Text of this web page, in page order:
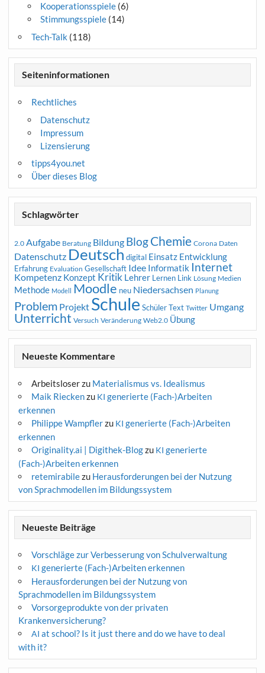
Kooperationsspiele(6)
Stimmungsspiele(14)
Tech-Talk (118)
Seiteninformationen
Rechtliches
Datenschutz
Impressum
Lizensierung
tipps4you.net
Über dieses Blog
Schlagwörter
2.0 Aufgabe Beratung Bildung BlogChemie Corona Daten
Datenschutz Deutsch digital Einsatz Entwicklung
Erfahrung Evaluation Gesellschaft Idee Informatik Internet
Kompetenz Konzept Kritik Lehrer Lernen Link Lösung Medien
Methode Modell Moodle neu Niedersachsen Planung
Problem Projekt Schule Schüler Text Twitter Umgang
Unterricht Versuch Veränderung Web2.0 Übung
Neueste Kommentare
Arbeitsloserzu Materialismus vs. Idealismus
Maik Rieckenzu KI generierte (Fach-)Arbeiten
erkennen
Philippe Wampflerzu KI generierte (Fach-)Arbeiten
erkennen
Originality.ai | Digithek-Blogzu KI generierte
(Fach-)Arbeiten erkennen
retemirabilezu Herausforderungen bei der Nutzung
von Sprachmodellen im Bildungssystem
Neueste Beiträge
Vorschläge zur Verbesserung von Schulverwaltung
KI generierte (Fach-)Arbeiten erkennen
Herausforderungen bei der Nutzung von
Sprachmodellen im Bildungssystem
Vorsorgeprodukte von der privaten
Krankenversicherung?
AI at school? Is it just there and do we have to deal
with it?